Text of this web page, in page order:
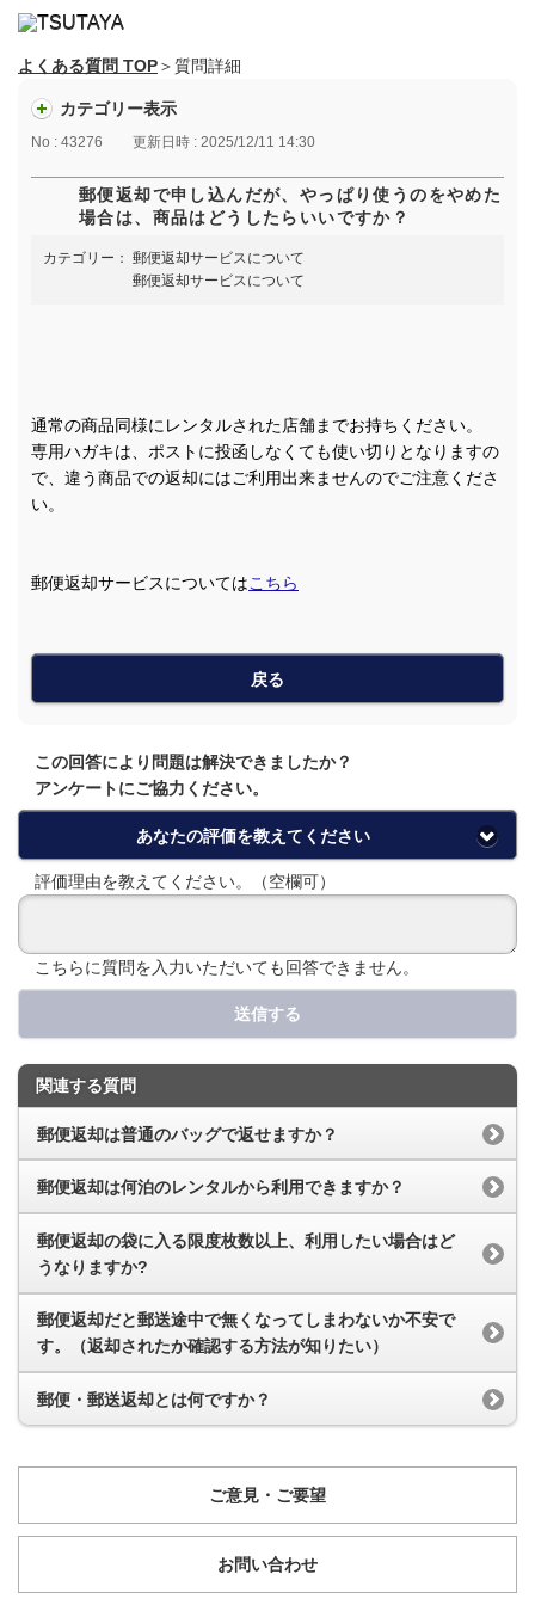
よくある質問 TOP＞質問詳細
カテゴリー表示
No : 43276 更新日時 : 2025/12/11 14:30
郵便返却で申し込んだが、やっぱり使うのをやめた
場合は、商品はどうしたらいいですか？
カテゴリー： 郵便返却サービスについて
郵便返却サービスについて
通常の商品同様にレンタルされた店舗までお持ちください。
専用ハガキは、ポストに投函しなくても使い切りとなりますの
で、違う商品での返却にはご利用出来ませんのでご注意くださ
い。
郵便返却サービスについてはこちら
戻る
この回答により問題は解決できましたか？
アンケートにご協力ください。
あなたの評価を教えてください
評価理由を教えてください。（空欄可）
こちらに質問を入力いただいても回答できません。
送信する
関連する質問
郵便返却は普通のバッグで返せますか？
郵便返却は何泊のレンタルから利用できますか？
郵便返却の袋に入る限度枚数以上、利用したい場合はど
うなりますか?
郵便返却だと郵送途中で無くなってしまわないか不安で
す。（返却されたか確認する方法が知りたい）
郵便・郵送返却とは何ですか？
ご意見・ご要望
お問い合わせ